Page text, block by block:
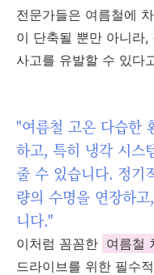
전문가들은 여름철에
이 단축될 뿐만 아니라
사고를 유발할 수 있다
"여름철 고온 다습한
하고, 특히 냉각 시스
줄 수 있습니다. 정기
량의 수명을 연장하
니다."
이처럼 꼼꼼한 여름철
드라이브를 위한 필수